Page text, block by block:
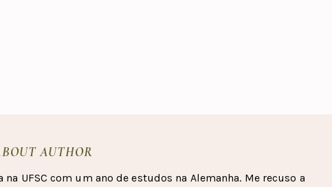
AUTHOR
UFSC com um ano de estudos na Alemanha. Me recuso a